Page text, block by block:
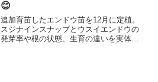
😊
追加育苗したエンドウ苗を12月に定植。
スジナインスナップとウスイエンドウの
発芽率や根の状態、生育の違いを実体験